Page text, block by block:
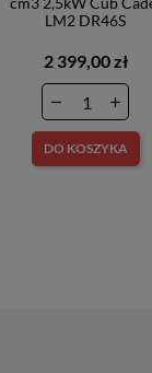
LM2 DR46S
2 399,00 zł
DO KOSZYKA